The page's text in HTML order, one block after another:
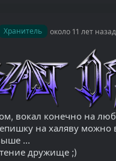
Хранитель около 11 лет назад
вокал конечно на
на халяву можно
...
дружище ;)